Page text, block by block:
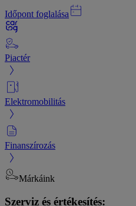
Időpont foglalása
Piactér
Elektromobilitás
Finanszírozás
Márkáink
Szerviz és értékesítés: